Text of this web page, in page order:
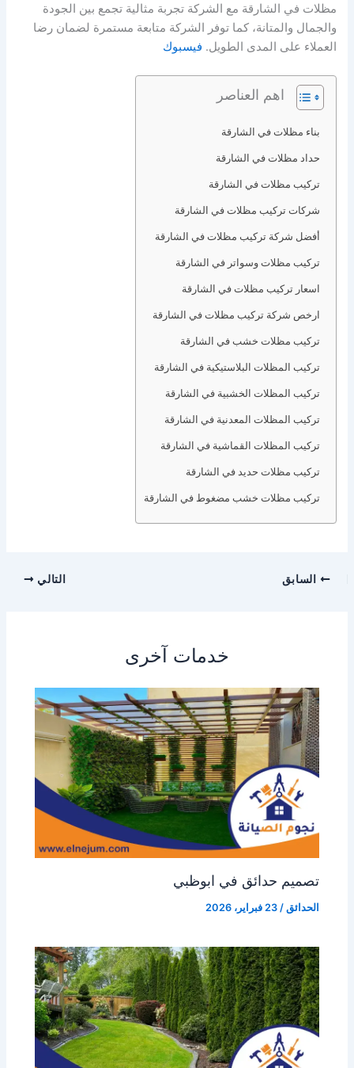
مظلات في الشارقة مع الشركة تجربة مثالية تجمع بين الجودة
والجمال والمتانة، كما توفر الشركة متابعة مستمرة لضمان رضا
العملاء على المدى الطويل. فيسبوك
اهم العناصر
بناء مظلات في الشارقة
حداد مظلات في الشارقة
تركيب مظلات في الشارقة
شركات تركيب مظلات في الشارقة
أفضل شركة تركيب مظلات في الشارقة
تركيب مظلات وسواتر في الشارقة
اسعار تركيب مظلات في الشارقة
ارخص شركة تركيب مظلات في الشارقة
تركيب مظلات خشب في الشارقة
تركيب المظلات البلاستيكية في الشارقة
تركيب المظلات الخشبية في الشارقة
تركيب المظلات المعدنية في الشارقة
تركيب المظلات القماشية في الشارقة
تركيب مظلات حديد في الشارقة
تركيب مظلات خشب مضغوط في الشارقة
السابق التالي
خدمات آخرى
تصميم حدائق في ابوظبي
الحدائق /23 فبراير، 2026